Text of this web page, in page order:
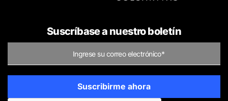
Suscríbase a nuestro boletín